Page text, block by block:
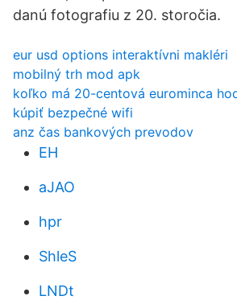
danú fotografiu z 20. storočia.
eur usd options interaktívni makléri
mobilný trh mod apk
koľko má 20-centová eurominca
kúpiť bezpečné wifi
anz čas bankových prevodov
EH
aJAO
hpr
ShleS
LNDt